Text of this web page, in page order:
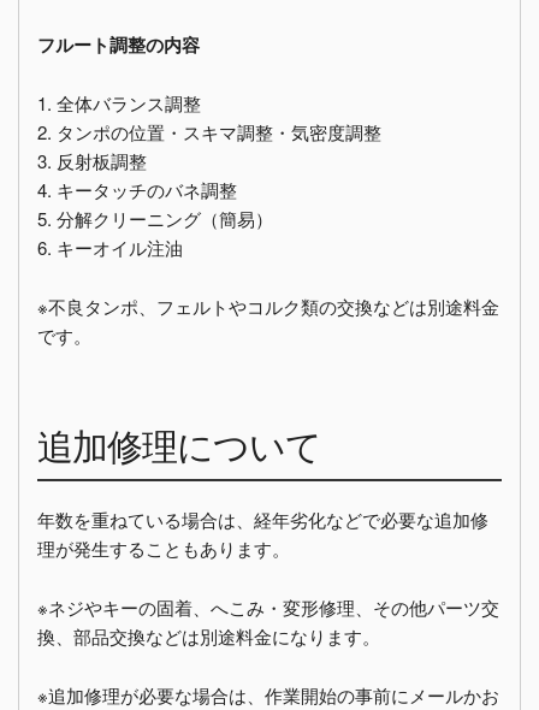
フルート調整の内容
1. 全体バランス調整
2. タンポの位置・スキマ調整・気密度調整
3. 反射板調整
4. キータッチのバネ調整
5. 分解クリーニング（簡易）
6. キーオイル注油
※不良タンポ、フェルトやコルク類の交換などは別途料金
です。
追加修理について
年数を重ねている場合は、経年劣化などで必要な追加修
理が発生することもあります。
※ネジやキーの固着、へこみ・変形修理、その他パーツ交
換、部品交換などは別途料金になります。
※追加修理が必要な場合は、作業開始の事前にメールかお